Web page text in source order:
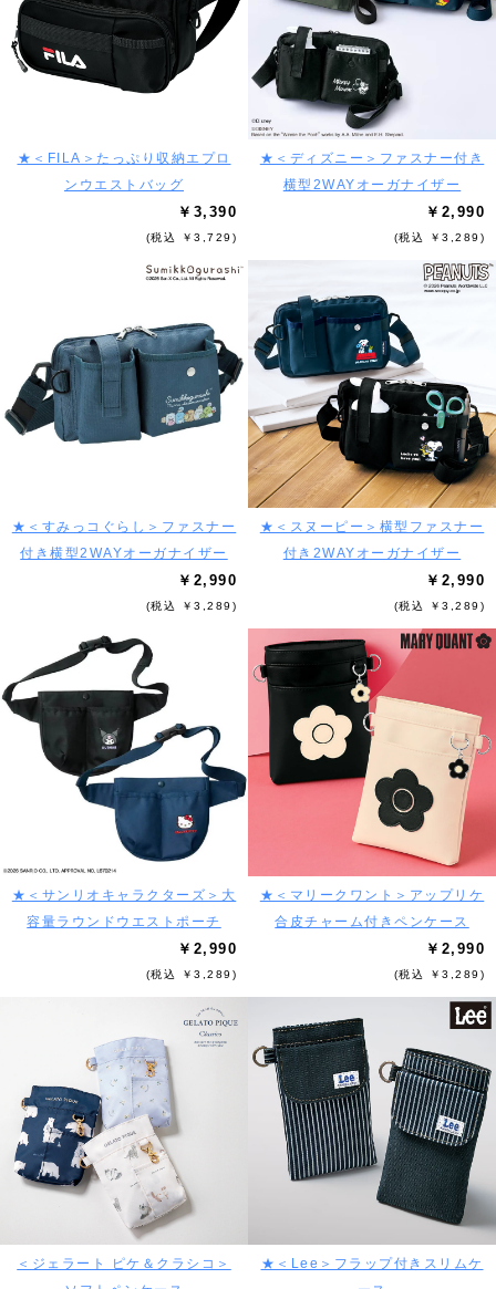
★＜FILA＞たっぷり収納エプロ
ンウエストバッグ
￥3,390
(税込 ￥3,729)
★＜ディズニー＞ファスナー付き
横型2WAYオーガナイザー
￥2,990
(税込 ￥3,289)
★＜すみっコぐらし＞ファスナー
付き横型2WAYオーガナイザー
￥2,990
(税込 ￥3,289)
★＜スヌーピー＞横型ファスナー
付き2WAYオーガナイザー
￥2,990
(税込 ￥3,289)
★＜サンリオキャラクターズ＞大
容量ラウンドウエストポーチ
￥2,990
(税込 ￥3,289)
★＜マリークワント＞アップリケ
合皮チャーム付きペンケース
￥2,990
(税込 ￥3,289)
＜ジェラート ピケ＆クラシコ＞
★＜Lee＞フラップ付きスリムケ